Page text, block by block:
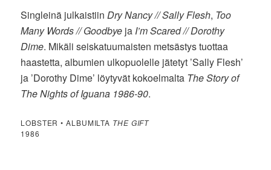
Singleinä julkaistiinDry Nancy // Sally Flesh, Too
Many Words // Goodbye ja I’m Scared // Dorothy
Dime. Mikäli seiskatuumaisten metsästys tuottaa
haastetta, albumien ulkopuolelle jätetyt ’Sally Flesh’
ja ’Dorothy Dime’ löytyvät kokoelmalta The Story of
The Nights of Iguana 1986-90.
LOBSTER • ALBUMILTA THE GIFT
1986